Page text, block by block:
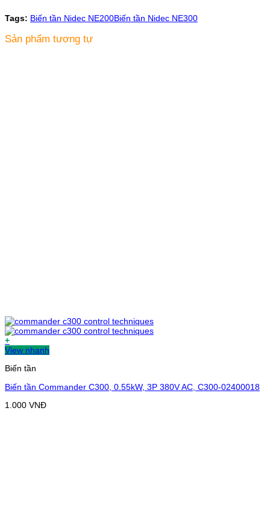
Tags: Biến tần Nidec NE200Biến tần Nidec NE300
Sản phẩm tương tự
+
View nhanh
Biến tần
Biến tần Commander C300, 0.55kW, 3P 380V AC, C300-02400018
1.000 VNĐ